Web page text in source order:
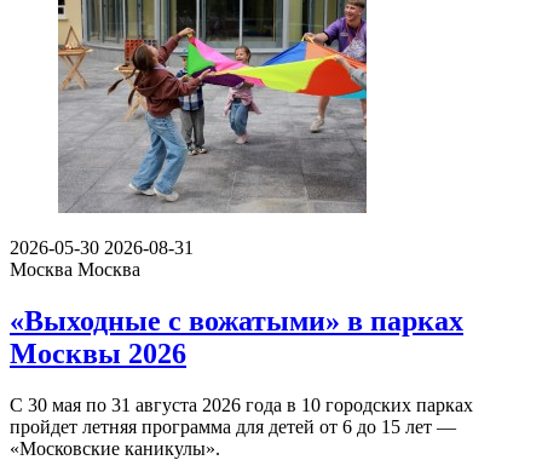
2026-05-30 2026-08-31
Москва Москва
«Выходные с вожатыми» в парках
Москвы 2026
С 30 мая по 31 августа 2026 года в 10 городских парках
пройдет летняя программа для детей от 6 до 15 лет —
«Московские каникулы».